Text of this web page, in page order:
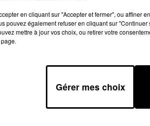
06/2023
en cliquant sur "Accepter et fermer", ou affiner
pouvez également refuser en cliquant sur
mettre à jour vos choix, ou retirer votre
Gérer mes choix